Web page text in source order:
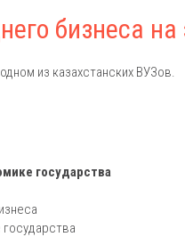
бизнеса
из казахстанских ВУЗов.
государства